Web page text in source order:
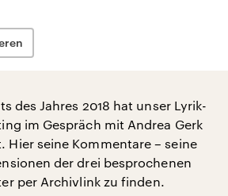
des Jahres 2018 hat unser Lyrik-
im Gespräch mit Andrea Gerk
Hier seine Kommentare – seine
der drei besprochenen
per Archivlink zu finden.